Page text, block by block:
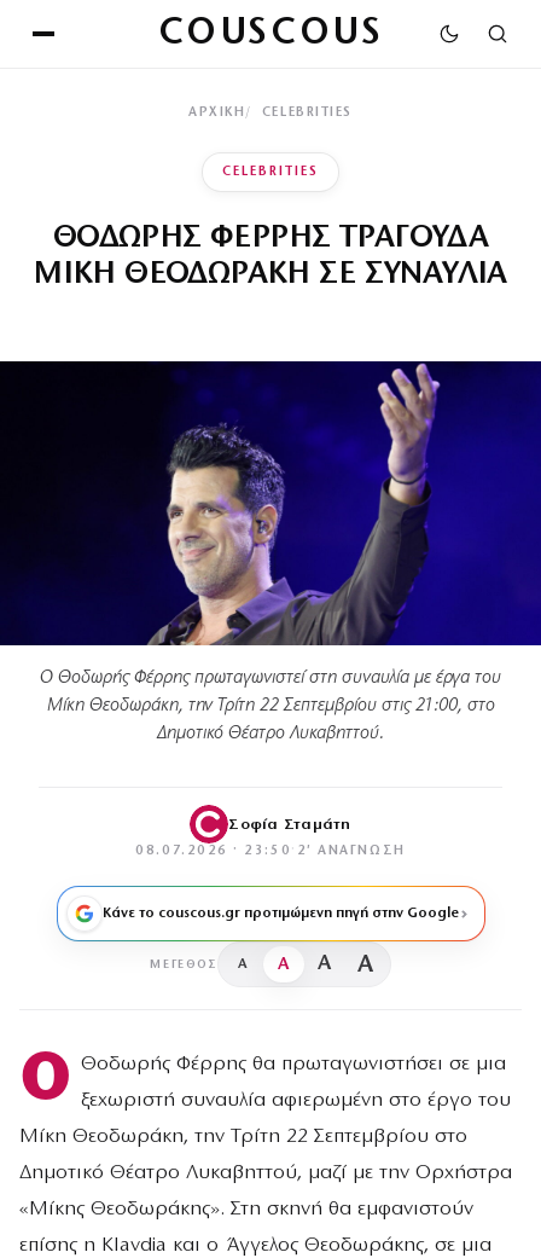
COUSCOUS
ΑΡΧΙΚΉ CELEBRITIES
CELEBRITIES
ΘΟΔΩΡΗΣ ΦΕΡΡΗΣ ΤΡΑΓΟΥΔΑ
ΜΙΚΗ ΘΕΟΔΩΡΑΚΗ ΣΕ ΣΥΝΑΥΛΙΑ
Ο Θοδωρής Φέρρης πρωταγωνιστεί στη συναυλία με έργα του
Μίκη Θεοδωράκη, την Τρίτη 22 Σεπτεμβρίου στις 21:00, στο
Δημοτικό Θέατρο Λυκαβηττού.
Σοφία Σταμάτη
08.07.2026 · 23:50 · 2′ ΑΝΆΓΝΩΣΗ
Κάνε το couscous.gr προτιμώμενη πηγή στην Google
ΜΈΓΕΘΟΣ A A A A
Ο Θοδωρής Φέρρης θα πρωταγωνιστήσει σε μια
ξεχωριστή συναυλία αφιερωμένη στο έργο του
Μίκη Θεοδωράκη, την Τρίτη 22 Σεπτεμβρίου στο
Δημοτικό Θέατρο Λυκαβηττού, μαζί με την Ορχήστρα
«Μίκης Θεοδωράκης». Στη σκηνή θα εμφανιστούν
επίσης η Klavdia και ο Άγγελος Θεοδωράκης, σε μια